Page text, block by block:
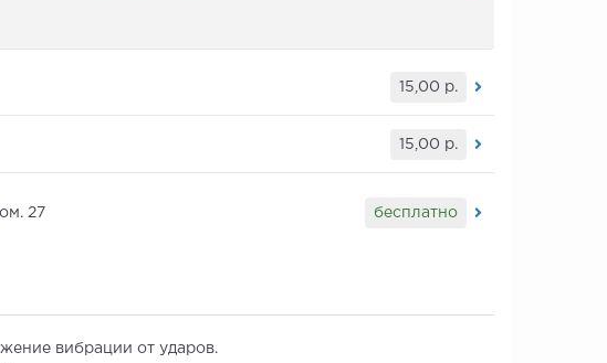
15,00 р.
15,00 р.
27
бесплатно
вибрации от ударов.